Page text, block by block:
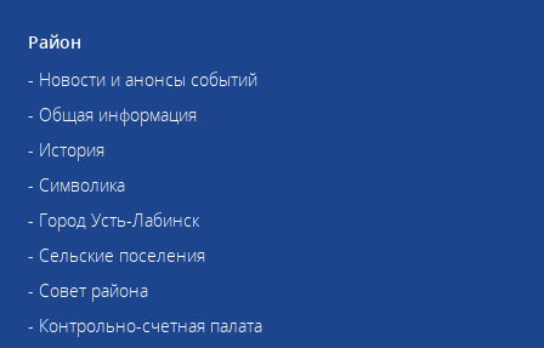
Район
- Новости и анонсы событий
- Общая информация
- История
- Символика
- Город Усть-Лабинск
- Сельские поселения
- Совет района
- Контрольно-счетная палата